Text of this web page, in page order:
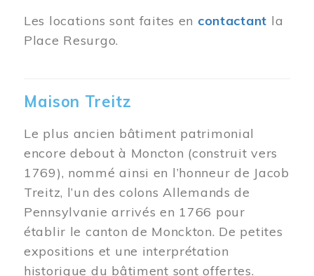
Les locations sont faites en contactant la
Place Resurgo.
Maison Treitz
Le plus ancien bâtiment patrimonial
encore debout à Moncton (construit vers
1769), nommé ainsi en l’honneur de Jacob
Treitz, l’un des colons Allemands de
Pennsylvanie arrivés en 1766 pour
établir le canton de Monckton. De petites
expositions et une interprétation
historique du bâtiment sont offertes.